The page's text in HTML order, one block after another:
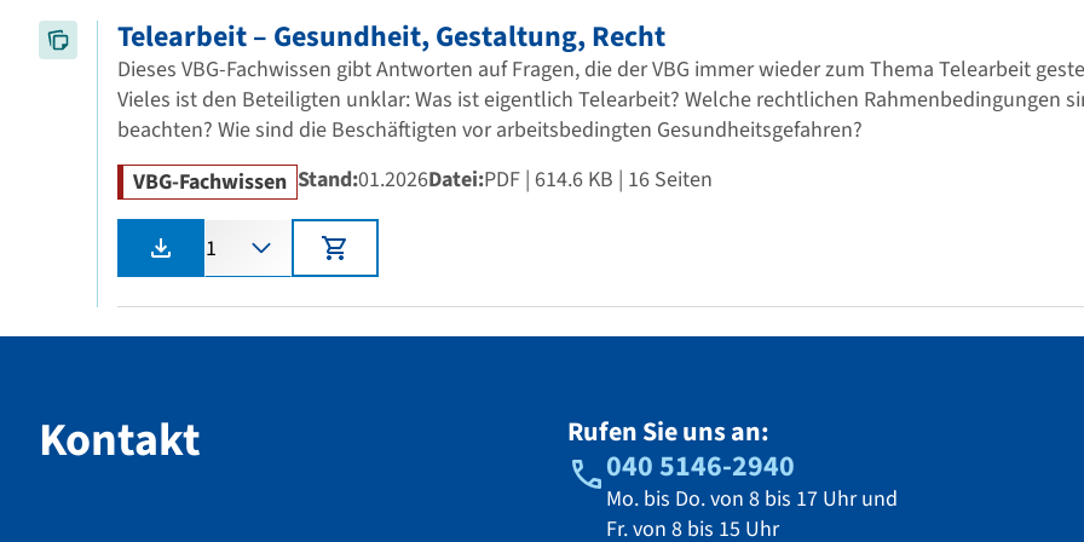
Telearbeit – Gesundheit, Gestaltung, Recht
Dieses VBG-Fachwissen gibt Antworten auf Fragen, die der VBG immer wieder zum Thema Telearbeit
Vieles ist den Beteiligten unklar: Was ist eigentlich Telearbeit? Welche rechtlichen Rahmenbedingungen
beachten? Wie sind die Beschäftigten vor arbeitsbedingten Gesundheitsgefahren?
VBG-Fachwissen Stand:01.2026Datei:PDF | 614.6 KB | 16 Seiten
Kontakt Rufen Sie uns an:
040 5146-2940
Mo. bis Do. von 8 bis 17 Uhr und
Fr. von 8 bis 15 Uhr